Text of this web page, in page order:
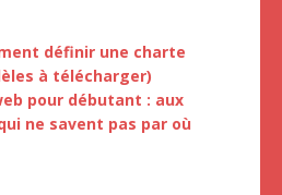
définir une charte
à télécharger)
pour débutant : aux
ne savent pas par où